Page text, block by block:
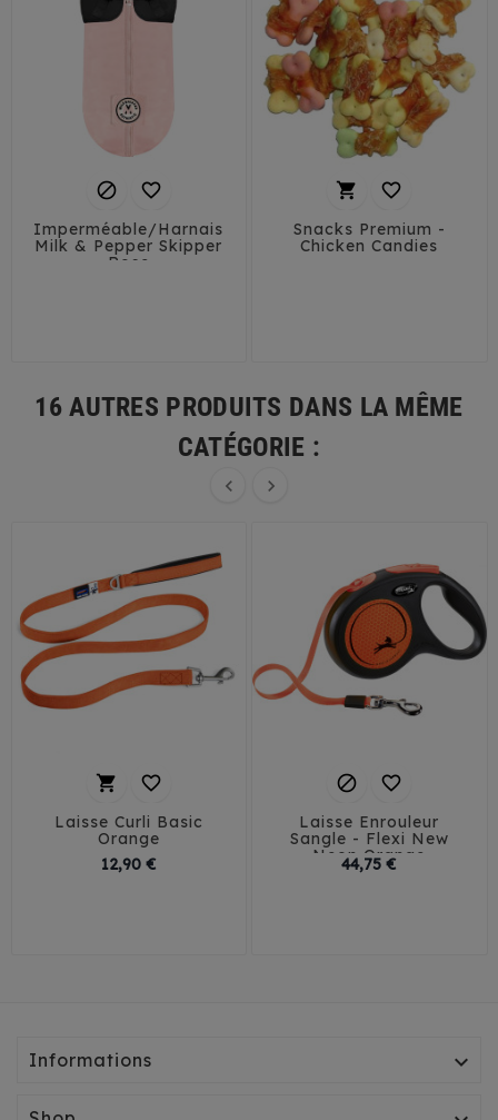
 
Imperméable/Harnais
Milk & Pepper Skipper
Rose
 
Snacks Premium -
Chicken Candies
16 AUTRES PRODUITS DANS LA MÊME
CATÉGORIE :
 
 
Laisse Curli Basic
Orange
12,90 €Prix
 
Laisse Enrouleur
Sangle - Flexi New
Neon Orange
44,75 €
Informations 